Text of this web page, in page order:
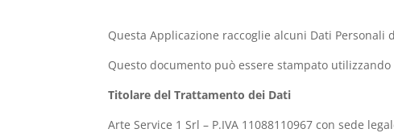
Questa Applicazione raccoglie alcuni Dati Personali
Questo documento può essere stampato
Titolare del Trattamento dei Dati
Arte Service 1 Srl – P.IVA 11088110967 con sede